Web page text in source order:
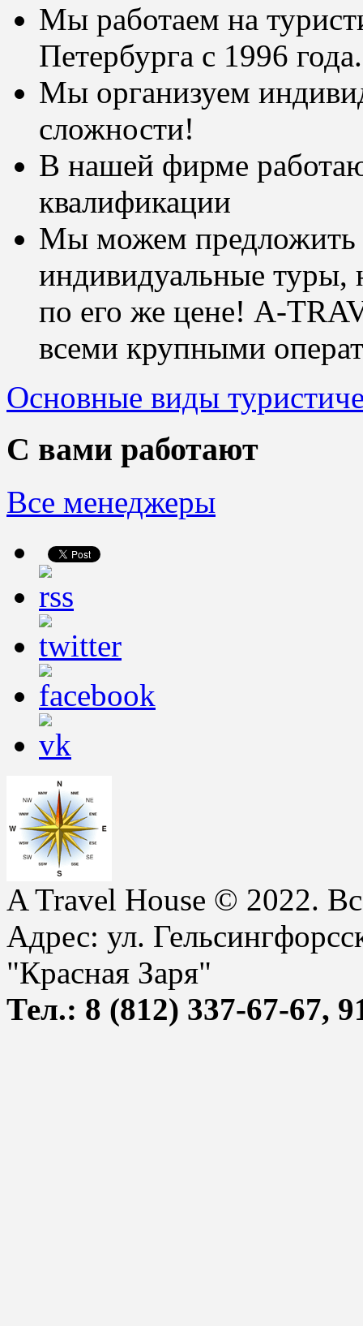
Мы работаем на
Петербурга с 1996 года.
Мы организуем
сложности!
В нашей фирме
квалификации
Мы можем предложить
индивидуальные туры,
по его же цене! A-
всеми крупными
Основные виды
С вами работают
Все менеджеры
ATravel House © 2022.
Адрес: ул.
"Красная Заря"
Тел.: 8 (812) 337-67-67,